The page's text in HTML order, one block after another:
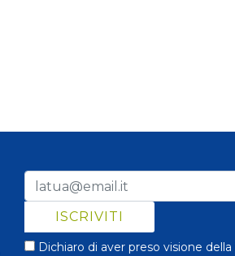
Dichiaro di aver preso visione della